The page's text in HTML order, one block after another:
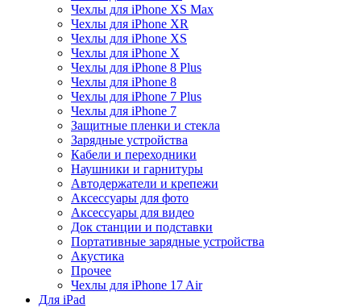
Чехлы для iPhone XS Max
Чехлы для iPhone XR
Чехлы для iPhone XS
Чехлы для iPhone X
Чехлы для iPhone 8 Plus
Чехлы для iPhone 8
Чехлы для iPhone 7 Plus
Чехлы для iPhone 7
Защитные пленки и стекла
Зарядные устройства
Кабели и переходники
Наушники и гарнитуры
Автодержатели и крепежи
Аксессуары для фото
Аксессуары для видео
Док станции и подставки
Портативные зарядные устройства
Акустика
Прочее
Чехлы для iPhone 17 Air
Для iPad